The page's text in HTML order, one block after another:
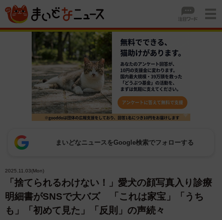
まいどなニュースをGoogle検索でフォローする
2025.11.03(Mon)
「捨てられるわけない！」愛犬の顔写真入り診療
明細書がSNSで大バズ 「これは家宝」「うち
も」「初めて見た」「反則」の声続々